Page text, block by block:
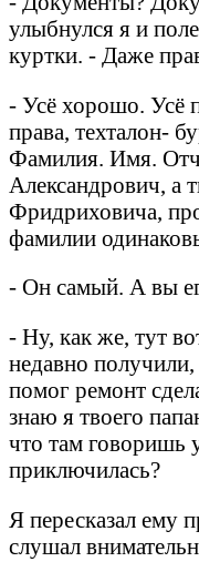
улыбнулся я и
куртки. - Даже
- Усё хорошо. Усё
права, техталон-
Фамилия. Имя.
Александрович, а
Фридриховича,
фамилии
- Он самый. А вы
- Ну, как же, тут
недавно
помог ремонт
знаю я твоего
что там говоришь
приключилась?
Я пересказал ему
слушал